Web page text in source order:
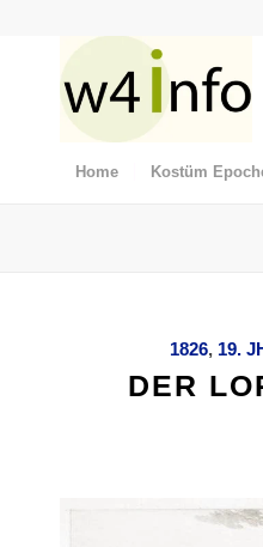
Home Kostüm
1826, 19.
DER